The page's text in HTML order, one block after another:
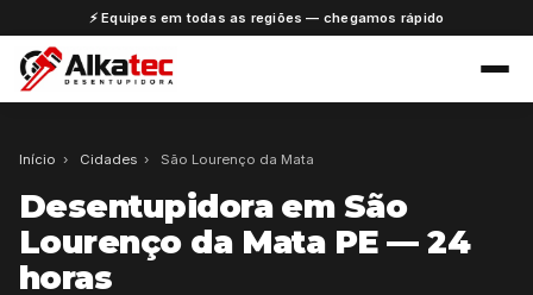
⚡ Equipes em todas as regiões — chegamos rápido
Início › Cidades › São Lourenço da Mata
Desentupidora em São
Lourenço da Mata PE — 24
horas